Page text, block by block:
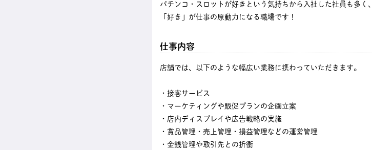
パチンコ・スロットが好きという気持ちから入社した社員も多く、
「好き」が仕事の原動力になる職場です！
仕事内容
店舗では、以下のような幅広い業務に携わっていただきます。
・接客サービス
・マーケティングや販促プランの企画立案
・店内ディスプレイや広告戦略の実施
・賞品管理・売上管理・損益管理などの運営管理
・金銭管理や取引先との折衝